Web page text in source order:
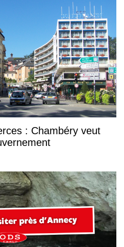
: Chambéry veut